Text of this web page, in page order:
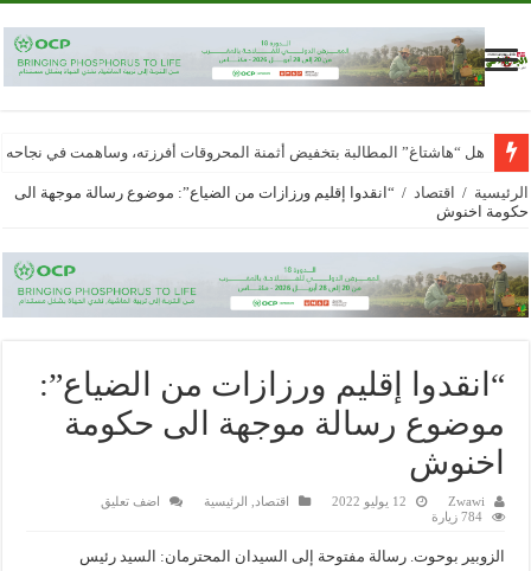
هل “هاشتاغ” المطالبة بتخفيض أثمنة المحروقات أفرزته، وساهمت في
الرئيسية / اقتصاد / “انقدوا إقليم ورزازات من الضياع”: موضوع رسالة موجهة الى
حكومة اخنوش
“انقدوا إقليم ورزازات من الضياع”:
موضوع رسالة موجهة الى حكومة
اخنوش
Zwawi 12 يوليو 2022 اقتصاد الرئيسية
اضف تعليق
784 زيارة
الزوبير بوحوت. رسالة مفتوحة إلى السيدان المحترمان: السيد رئيس